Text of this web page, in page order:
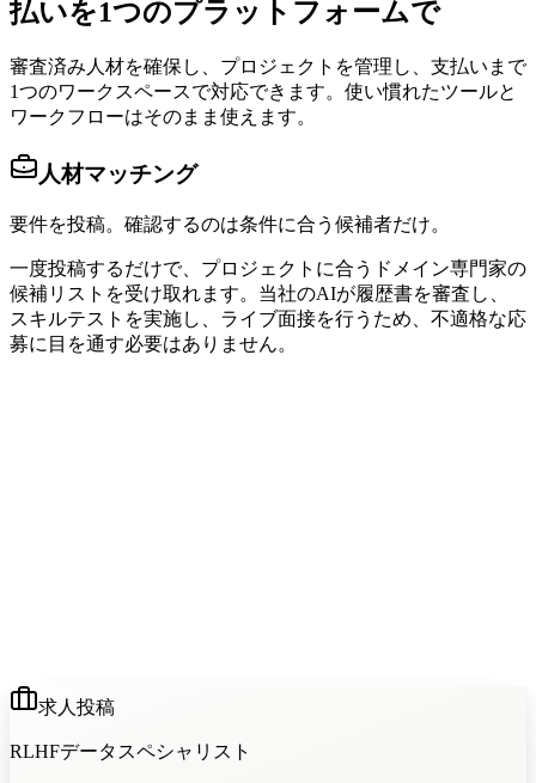
払いを1つのプラットフォームで
審査済み人材を確保し、プロジェクトを管理し、支払いまで
1つのワークスペースで対応できます。使い慣れたツールと
ワークフローはそのまま使えます。
人材マッチング
要件を投稿。確認するのは条件に合う候補者だけ。
一度投稿するだけで、プロジェクトに合うドメイン専門家の
候補リストを受け取れます。当社のAIが履歴書を審査し、
スキルテストを実施し、ライブ面接を行うため、不適格な応
募に目を通す必要はありません。
求人投稿
RLHFデータスペシャリスト